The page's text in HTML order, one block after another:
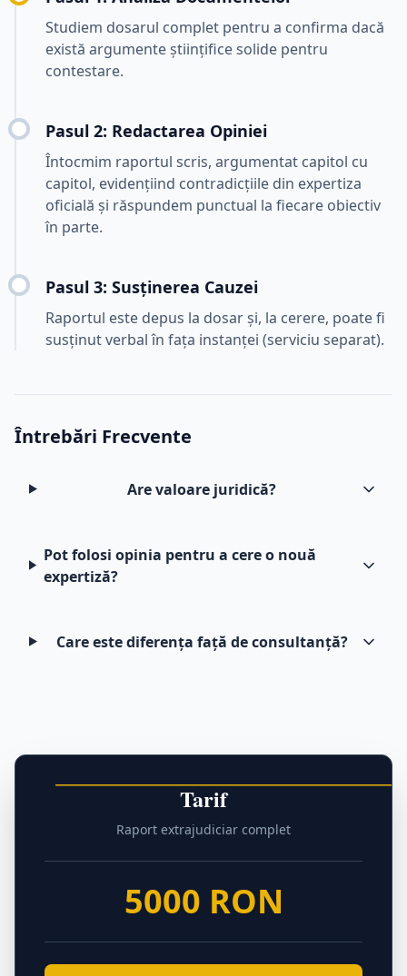
Studiem dosarul complet pentru a confirma dacă
există argumente științifice solide pentru
contestare.
Pasul 2: Redactarea Opiniei
Întocmim raportul scris, argumentat capitol cu
capitol, evidențiind contradicțiile din expertiza
oficială și răspundem punctual la fiecare obiectiv
în parte.
Pasul 3: Susținerea Cauzei
Raportul este depus la dosar și, la cerere, poate fi
susținut verbal în fața instanței (serviciu separat).
Întrebări Frecvente
Are valoare juridică?
Pot folosi opinia pentru a cere o nouă
expertiză?
Care este diferența față de consultanță?
Tarif
Raport extrajudiciar complet
5000 RON